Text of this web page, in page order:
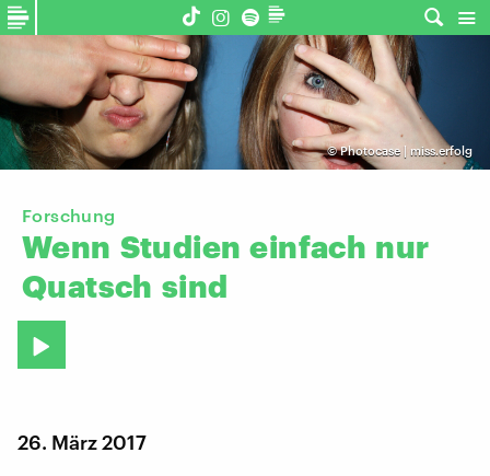
©Photocase | miss.erfolg
Forschung
Wenn Studien einfach nur
Quatsch sind
26. März 2017